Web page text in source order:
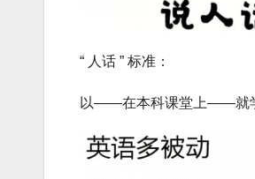
“ 人话 ” 标准：
以——在本科课堂上——就